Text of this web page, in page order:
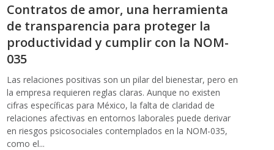
Contratos de amor, una herramienta
de transparencia para proteger la
productividad y cumplir con la NOM-
035
Las relaciones positivas son un pilar del bienestar, pero en
la empresa requieren reglas claras. Aunque no existen
cifras específicas para México, la falta de claridad de
relaciones afectivas en entornos laborales puede derivar
en riesgos psicosociales contemplados en la NOM-035,
como el...